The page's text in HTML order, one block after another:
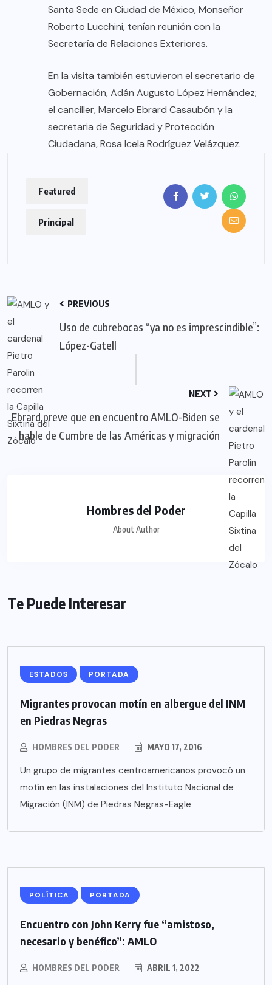
Santa Sede en Ciudad de México, Monseñor
Roberto Lucchini, tenían reunión con la
Secretaría de Relaciones Exteriores.
En la visita también estuvieron el secretario de
Gobernación, Adán Augusto López Hernández;
el canciller, Marcelo Ebrard Casaubón y la
secretaria de Seguridad y Protección
Ciudadana, Rosa Icela Rodríguez Velázquez.
Featured
Principal
PREVIOUS
Uso de cubrebocas “ya no es imprescindible”:
López-Gatell
NEXT
Ebrard preve que en encuentro AMLO-Biden se
hable de Cumbre de las Américas y migración
Hombres del Poder
About Author
Te Puede Interesar
ESTADOS PORTADA
Migrantes provocan motín en albergue del INM
en Piedras Negras
HOMBRES DEL PODER MAYO 17, 2016
Un grupo de migrantes centroamericanos provocó un
motín en las instalaciones del Instituto Nacional de
Migración (INM) de Piedras Negras-Eagle
POLÍTICA PORTADA
Encuentro con John Kerry fue “amistoso,
necesario y benéfico”: AMLO
HOMBRES DEL PODER ABRIL 1, 2022